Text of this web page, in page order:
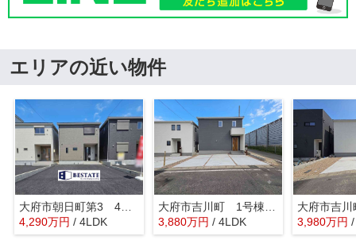
エリアの近い物件
大府市朝日町第3 4号棟【仲介手数料0円】
4,290万円 / 4LDK
3,880万円 / 4LDK 3,980万円